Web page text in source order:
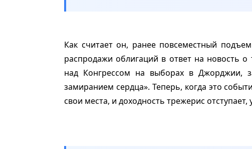
Как считает он, ранее повсеместный
распродажи облигаций в ответ на новость
над Конгрессом на выборах в Джорджии,
замиранием сердца». Теперь, когда это
свои места, и доходность трежерис отступает,